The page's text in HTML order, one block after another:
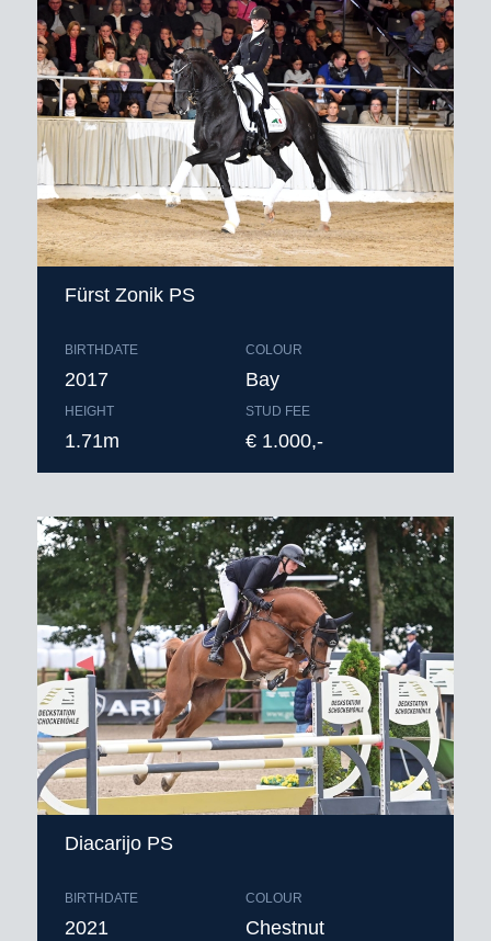
Fürst Zonik PS
BIRTHDATE
2017
HEIGHT
1.71m
COLOUR
Bay
STUD FEE
€ 1.000,-
Diacarijo PS
BIRTHDATE
2021
COLOUR
Chestnut